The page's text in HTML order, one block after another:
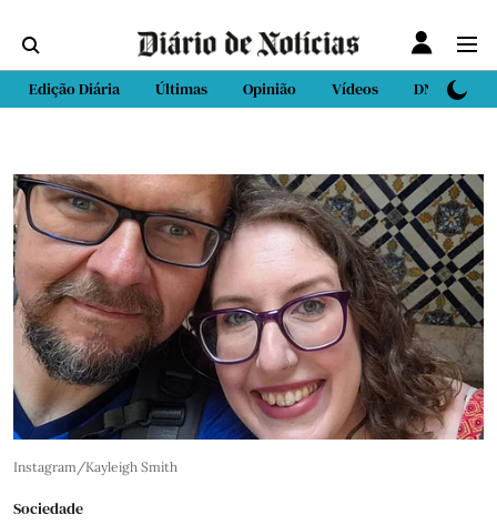
Edição Diária Últimas Opinião Vídeos DN Sport
Instagram/Kayleigh Smith
Sociedade